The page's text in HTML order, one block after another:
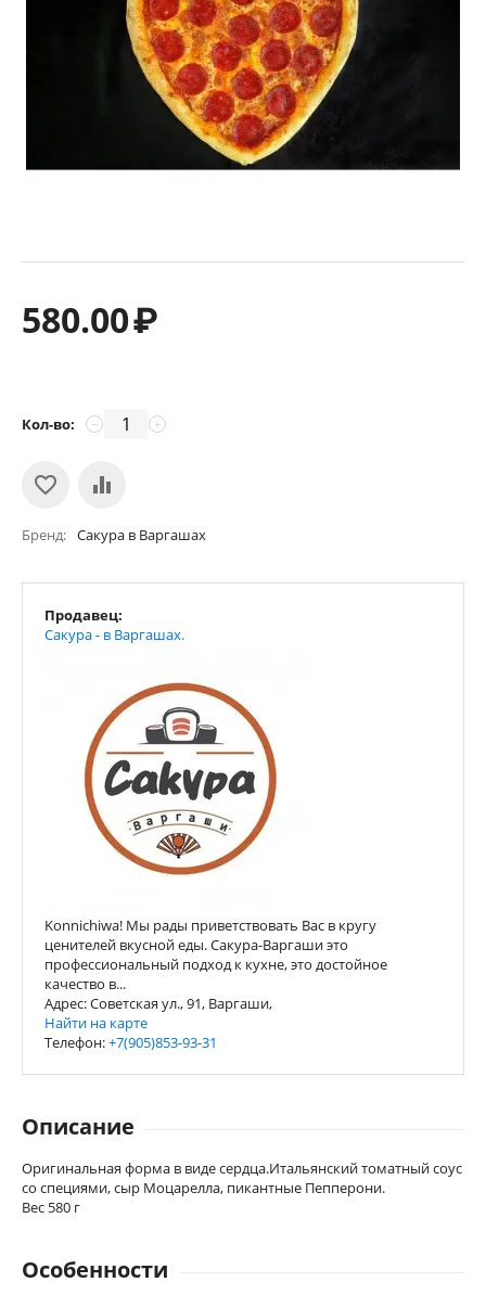
580.00₽
Кол-во: +
−
Бренд Сакура в Варгашах
Продавец:
Сакура - в Варгашах.
Konnichiwa! Мы рады приветствовать Вас в кругу
ценителей вкусной еды. Сакура-Варгаши это
профессиональный подход к кухне, это достойное
качество в...
Адрес: Советская ул., 91, Варгаши,
Найти на карте
Телефон:+7(905)853-93-31
Описание
Оригинальная форма в виде сердца.Итальянский томатный соус
со специями, сыр Моцарелла, пикантные Пепперони.
Вес 580 г
Особенности